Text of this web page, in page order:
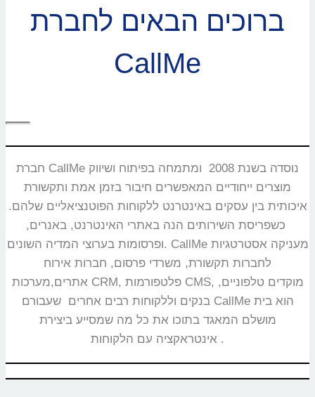
ברוכים הבאים לחברת
CallMe
חברת CallMe נוסדה בשנת 2008 ומתמחה בפיתוח ושיווק
מוצרים ייחודיים המאפשרים חיבור בזמן אמת ותקשורת
איכותית בין עסקים באינטרנט ללקוחות הפוטנציאליים שלהם.
כשפריסת השירותים הנה באתרי האינטרנט, באנרים,
ופרסומות בערוצי המדיה השונים. CallMe מעניקה אסטרטגיות
לחברות תקשורת, משרדי פרסום, חברות אירוח
אתרים,מערכות CRM, פלטפורמות CMS, מוקדים טלפוניים,
בנקים וללקוחות רבים אחרים שעבורם CallMe הוא בית
מושלם המאגד בתוכו את כל מה שמסייע ביצירת
אינטראקציה עם הלקוחות.